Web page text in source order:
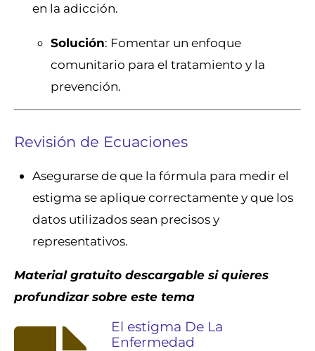
en la adicción.
Solución: Fomentar un enfoque
comunitario para el tratamiento y la
prevención.
Revisión de Ecuaciones
Asegurarse de que la fórmula para medir el
estigma se aplique correctamente y que los
datos utilizados sean precisos y
representativos.
Material gratuito descargable si quieres
profundizar sobre este tema
El estigma De La
Enfermedad